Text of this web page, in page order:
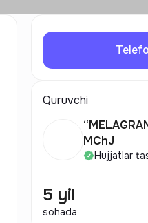
Quruvchi
MChJ
Hujjatlar
5 yil
sohada